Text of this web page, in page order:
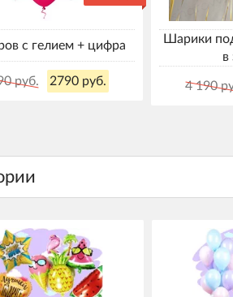
с гелием + цифра
руб. 2790 руб.
Шарики
в
4 190